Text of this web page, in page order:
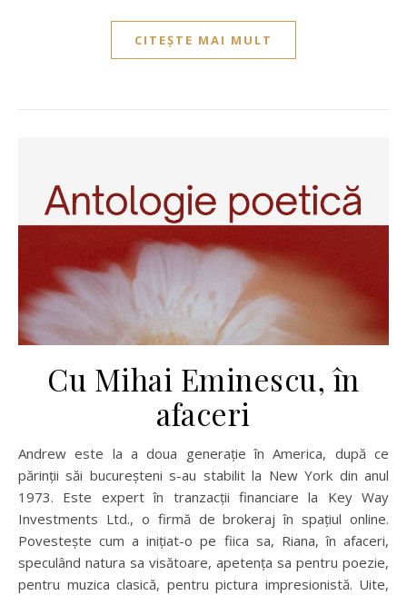
CITEȘTE MAI MULT
Cu Mihai Eminescu, în
afaceri
Andrew este la a doua generație în America, după ce
părinții săi bucureșteni s-au stabilit la New York din anul
1973. Este expert în tranzacții financiare la Key Way
Investments Ltd., o firmă de brokeraj în spațiul online.
Povestește cum a inițiat-o pe fiica sa, Riana, în afaceri,
speculând natura sa visătoare, apetența sa pentru poezie,
pentru muzica clasică, pentru pictura impresionistă. Uite,